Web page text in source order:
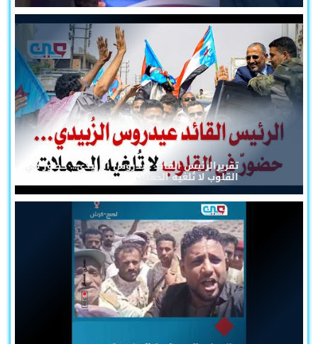
تقريرالرئيس القائد عيدروس الزُبيدي... حضورٌ في
القلوب لا تُلغيه الحملات